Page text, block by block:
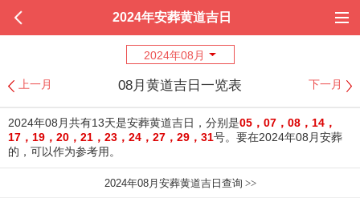
2024年安葬黄道吉日
2024年08月
上一月 08月黄道吉日一览表 下一月
2024年08月共有13天是安葬黄道吉日，分别是05，07，08，14，
17，19，20，21，23，24，27，29，31号。要在2024年08月安葬
的，可以作为参考用。
2024年08月安葬黄道吉日查询 >>